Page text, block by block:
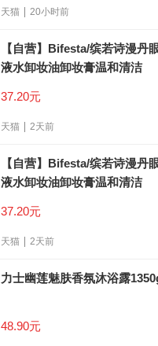
天猫 20小时前
【自营】Bifesta/缤若诗漫丹
液水卸妆油卸妆膏温和清洁
37.20元
天猫 2天前
【自营】Bifesta/缤若诗漫丹
液水卸妆油卸妆膏温和清洁
37.20元
天猫 2天前
力士幽莲魅肤香氛沐浴露
48.90元